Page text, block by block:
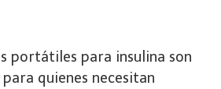
portátiles para insulina son
quienes necesitan